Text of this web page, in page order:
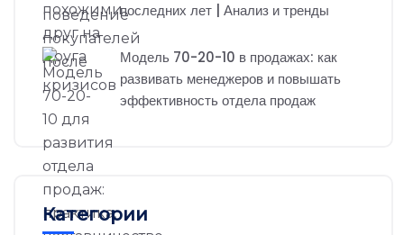
последних лет | Анализ и тренды
Модель 70-20-10 в продажах: как
развивать менеджеров и повышать
эффективность отдела продаж
Категории